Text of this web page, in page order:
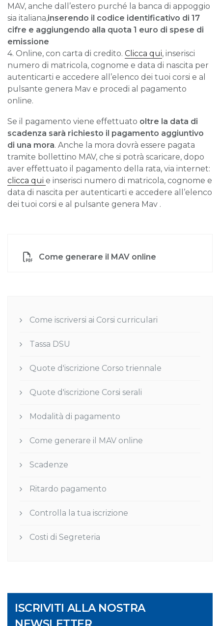
MAV, anche dall’estero purché la banca di appoggio
sia italiana,inserendo il codice identificativo di 17
cifre e aggiungendo alla quota 1 euro di spese di
emissione
4. Online, con carta di credito. Clicca qui, inserisci
numero di matricola, cognome e data di nascita per
autenticarti e accedere all’elenco dei tuoi corsi e al
pulsante genera Mav e procedi al pagamento
online.
Se il pagamento viene effettuato oltre la data di
scadenza sarà richiesto il pagamento aggiuntivo
di una mora. Anche la mora dovrà essere pagata
tramite bollettino MAV, che si potrà scaricare, dopo
aver effettuato il pagamento della rata, via internet:
clicca qui e inserisci numero di matricola, cognome e
data di nascita per autenticarti e accedere all’elenco
dei tuoi corsi e al pulsante genera Mav .
Come generare il MAV online
Come iscriversi ai Corsi curriculari
Tassa DSU
Quote d'iscrizione Corso triennale
Quote d'iscrizione Corsi serali
Modalità di pagamento
Come generare il MAV online
Scadenze
Ritardo pagamento
Controlla la tua iscrizione
Costi di Segreteria
ISCRIVITI ALLA NOSTRA